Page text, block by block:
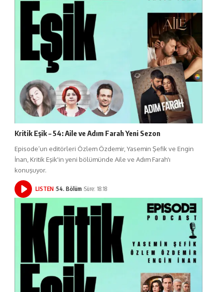
Kritik Eşik – 54: Aile ve Adım Farah Yeni Sezon
Episode’un editörleri Özlem Özdemir, Yasemin Şefik ve Engin
İnan, Kritik Eşik'in yeni bölümünde Aile ve Adım Farah'ı
konuşuyor.
LISTEN 54. Bölüm Süre: 18:18